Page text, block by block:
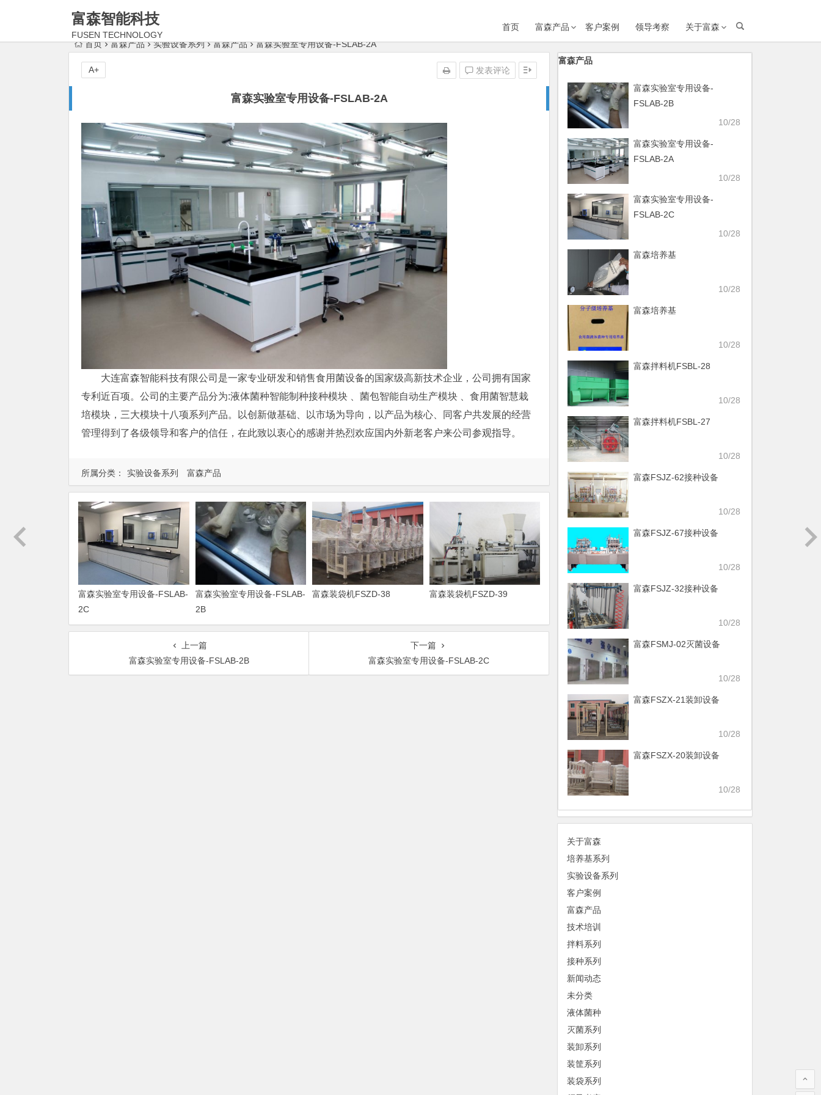
富森智能科技
FUSEN TECHNOLOGY
首页 富森产品 客户案例 领导考察
关于富森
首页
富森产品 实验设备系列 富森产品 富森实验室专用设备-FSLAB-2A
富森实验室专用设备-FSLAB-2A
发表评论
A+
所属分类： 实验设备系列 富森产品
大连富森智能科技有限公司是一家专业研发和销售食用菌设备的国家级高新技术企业，公司拥有国家
专利近百项。公司的主要产品分为:液体菌种智能制种接种模块 、菌包智能自动生产模块 、食用菌智慧栽
培模块，三大模块十八项系列产品。以创新做基础、以市场为导向，以产品为核心、同客户共发展的经营
管理得到了各级领导和客户的信任，在此致以衷心的感谢并热烈欢应国内外新老客户来公司参观指导。
富森实验室专用设备-FSLAB-
2C
富森实验室专用设备-FSLAB-
2B
富森装袋机FSZD-38 富森装袋机FSZD-39
上一篇
富森实验室专用设备-FSLAB-2B
下一篇
富森实验室专用设备-FSLAB-2C
富森产品
富森实验室专用设备-
FSLAB-2B
10/28
富森实验室专用设备-
FSLAB-2A
10/28
富森实验室专用设备-
FSLAB-2C
10/28
富森培养基
10/28
富森培养基
10/28
富森拌料机FSBL-28
10/28
富森拌料机FSBL-27
10/28
富森FSJZ-62接种设备
10/28
富森FSJZ-67接种设备
10/28
富森FSJZ-32接种设备
10/28
富森FSMJ-02灭菌设备
10/28
富森FSZX-21装卸设备
10/28
富森FSZX-20装卸设备
10/28
关于富森
培养基系列
实验设备系列
客户案例
富森产品
技术培训
拌料系列
接种系列
新闻动态
未分类
液体菌种
灭菌系列
装卸系列
装筐系列
装袋系列